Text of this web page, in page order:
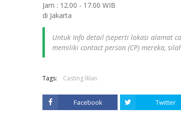
Jam : 12.00 - 17.00 WIB
di Jakarta
Untuk Info detail (seperti lokasi alamat
memiliki contact person (CP) mereka,
Tags: Casting Iklan
Facebook Twitter